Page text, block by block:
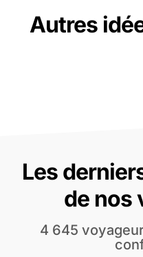
Autres
Les
de nos
4 645